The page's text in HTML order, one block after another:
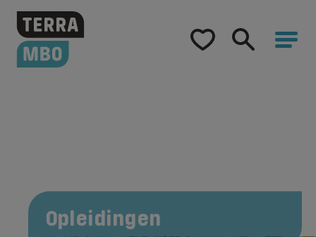
Home
Over Terra MBO
Opleidingen